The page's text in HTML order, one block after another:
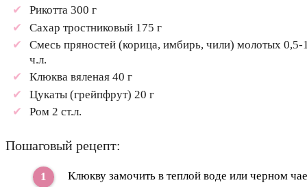
Рикотта 300 г
Сахар тростниковый 175 г
Смесь пряностей (корица, имбирь, чили) молотых 0,5-
ч.л.
Клюква вяленая 40 г
Цукаты (грейпфрут) 20 г
Ром 2 ст.л.
Пошаговый рецепт:
Клюкву замочить в теплой воде или черном